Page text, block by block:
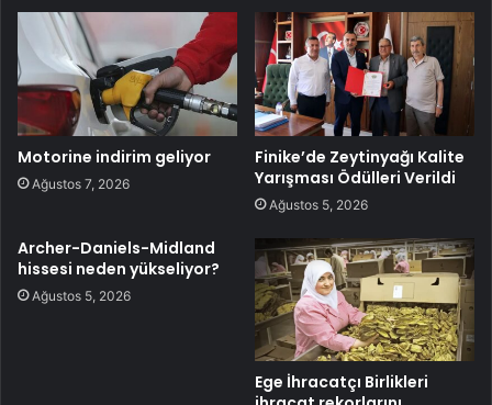
Motorine indirim geliyor
Ağustos 7, 2026
Finike’de Zeytinyağı Kalite
Yarışması Ödülleri Verildi
Ağustos 5, 2026
Archer-Daniels-Midland
hissesi neden yükseliyor?
Ağustos 5, 2026
Ege İhracatçı Birlikleri